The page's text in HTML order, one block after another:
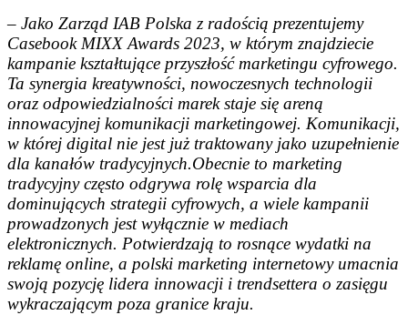
– Jako Zarząd IAB Polska z radością prezentujemy
Casebook MIXX Awards 2023, w którym znajdziecie
kampanie kształtujące przyszłość marketingu cyfrowego.
Ta synergia kreatywności, nowoczesnych technologii
oraz odpowiedzialności marek staje się areną
innowacyjnej komunikacji marketingowej. Komunikacji,
w której digital nie jest już traktowany jako uzupełnienie
dla kanałów tradycyjnych.Obecnie to marketing
tradycyjny często odgrywa rolę wsparcia dla
dominujących strategii cyfrowych, a wiele kampanii
prowadzonych jest wyłącznie w mediach
elektronicznych. Potwierdzają to rosnące wydatki na
reklamę online, a polski marketing internetowy umacnia
swoją pozycję lidera innowacji i trendsettera o zasięgu
wykraczającym poza granice kraju.